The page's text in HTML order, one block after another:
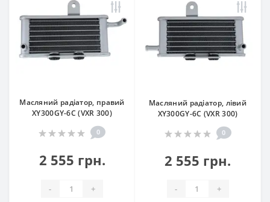
Масляний радіатор, правий
XY300GY-6C (VXR 300)
0
2 555 грн.
- +
Масляний радіатор, лівий
XY300GY-6C (VXR 300)
0
2 555 грн.
- +